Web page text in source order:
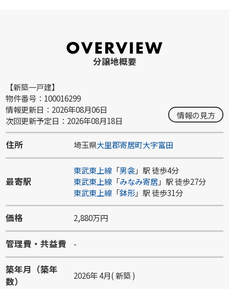
分譲地概要
【新築一戸建】
物件番号：100016299
情報更新日：2026年08月06日
次回更新予定日：2026年08月18日
情報の見方
住所 埼玉県大里郡寄居町大字富田
最寄駅
東武東上線「男衾」駅 徒歩4分
東武東上線「みなみ寄居」駅 徒歩27分
東武東上線「鉢形」駅 徒歩31分
価格 2,880万円
管理費・共益費 -
築年月（築年
数）
2026年 4月( 新築 )